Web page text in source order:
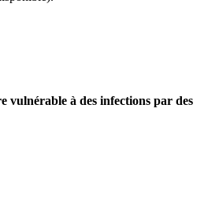
vulnérable à des infections par des